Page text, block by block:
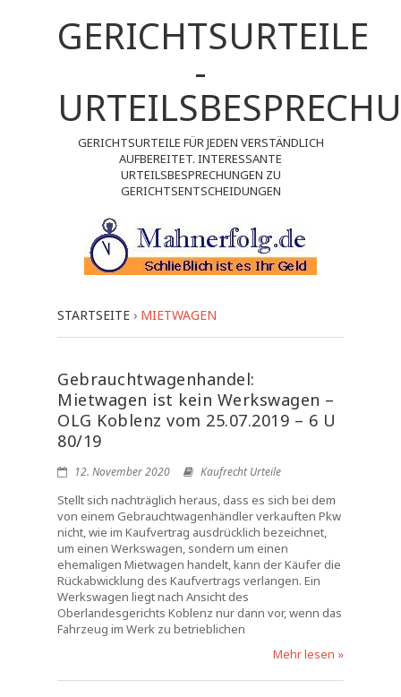
GERICHTSURTEILE
-
GERICHTSURTEILE FÜR JEDEN VERSTÄNDLICH
AUFBEREITET. INTERESSANTE
URTEILSBESPRECHUNGEN ZU
GERICHTSENTSCHEIDUNGEN
STARTSEITE › MIETWAGEN
Gebrauchtwagenhandel:
Mietwagen ist kein Werkswagen –
OLG Koblenz vom 25.07.2019 – 6 U
80/19
12. November 2020 Kaufrecht Urteile
Stellt sich nachträglich heraus, dass es sich bei dem
von einem Gebrauchtwagenhändler verkauften Pkw
nicht, wie im Kaufvertrag ausdrücklich bezeichnet,
um einen Werkswagen, sondern um einen
ehemaligen Mietwagen handelt, kann der Käufer die
Rückabwicklung des Kaufvertrags verlangen. Ein
Werkswagen liegt nach Ansicht des
Oberlandesgerichts Koblenz nur dann vor, wenn das
Fahrzeug im Werk zu betrieblichen
Mehr lesen »